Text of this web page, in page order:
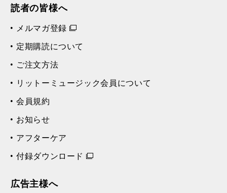
読者の皆様へ
メルマガ登録
定期購読について
ご注文方法
リットーミュージック会員について
会員規約
お知らせ
アフターケア
付録ダウンロード
広告主様へ